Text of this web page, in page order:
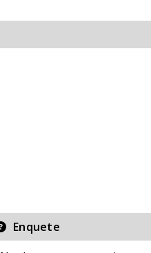
Enquete